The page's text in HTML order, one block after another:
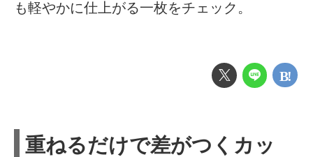
も軽やかに仕上がる一枚をチェック。
重ねるだけで差がつくカッ